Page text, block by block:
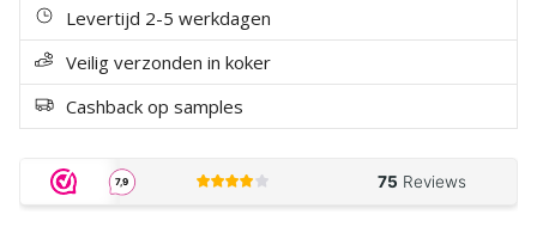
Levertijd 2-5 werkdagen
Veilig verzonden in koker
Cashback op samples